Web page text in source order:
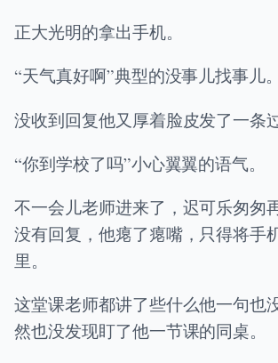
正大光明的拿出手机。
“天气真好啊”典型的没事儿找事儿。
没收到回复他又厚着脸皮发了一条
“你到学校了吗”小心翼翼的语气。
不一会儿老师进来了，迟可乐匆匆
没有回复，他瘪了瘪嘴，只得将手
里。
这堂课老师都讲了些什么他一句也
然也没发现盯了他一节课的同桌。